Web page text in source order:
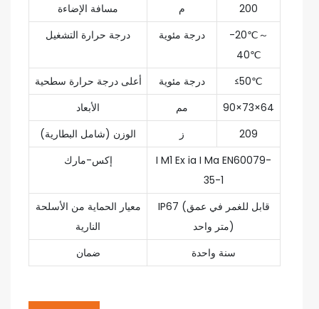
مسافة الإضاءة م
200
درجة حرارة التشغيل
درجة مئوية
-20℃～
40℃
أعلى درجة حرارة سطحية
درجة مئوية
≤50℃
الأبعاد
مم
90×73×64
الوزن (شامل البطارية)
ز
209
إكس-مارك
I M1 Ex ia I Ma EN60079-
35-1
معيار الحماية من الأسلحة
النارية
IP67 (قابل للغمر في عمق
متر واحد)
ضمان
سنة واحدة